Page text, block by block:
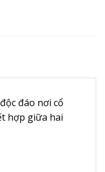
đáo nơi cổ
hợp giữa hai